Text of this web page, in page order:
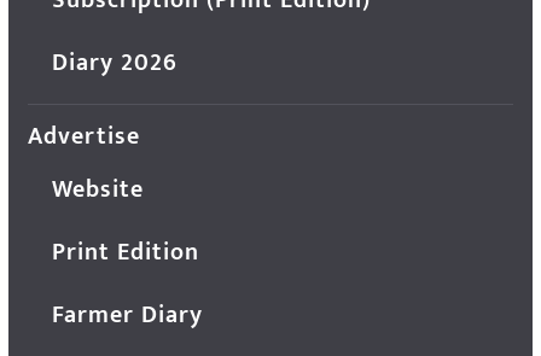
Diary 2026
Advertise
Website
Print Edition
Farmer Diary